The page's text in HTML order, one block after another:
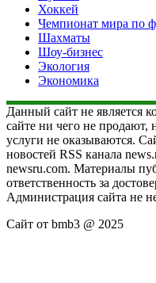
Хоккей
Чемпионат мира по
Шахматы
Шоу-бизнес
Экология
Экономика
Данный сайт не является
сайте ни чего не продают,
услуги не оказываются.
новостей RSS канала
newsru.com. Материалы
ответственность за
Администрация сайта не
Сайт от bmb3 @ 2025